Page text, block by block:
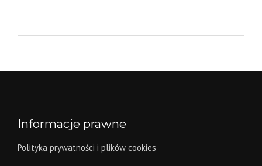
Informacje prawne
Polityka prywatności i plików cookies